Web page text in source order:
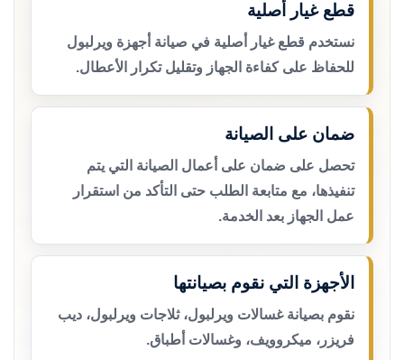
قطع غيار أصلية
نستخدم قطع غيار أصلية في صيانة أجهزة ويرلبول
للحفاظ على كفاءة الجهاز وتقليل تكرار الأعطال.
ضمان على الصيانة
تحصل على ضمان على أعمال الصيانة التي يتم
تنفيذها، مع متابعة الطلب حتى التأكد من استقرار
عمل الجهاز بعد الخدمة.
الأجهزة التي نقوم بصيانتها
نقوم بصيانة غسالات ويرلبول، ثلاجات ويرلبول، ديب
فريزر، ميكروويف، وغسالات أطباق.